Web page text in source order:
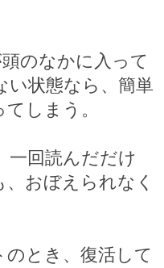
のなかに入って
い状態なら、簡単
しまう。
一回読んだだけ
おぼえられなく
とき、復活して